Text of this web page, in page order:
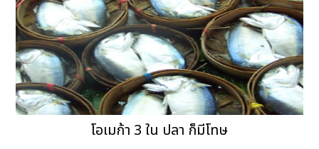
โอเมก้า 3 ใน ปลา ก็มีโทษ